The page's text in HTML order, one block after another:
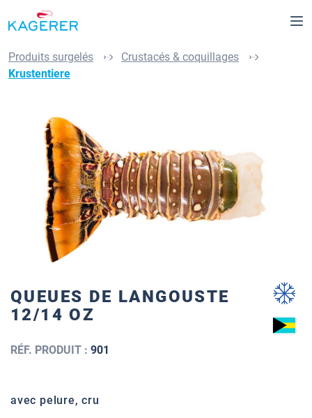
principal
Produits surgelés
Crustacés & coquillages
Krustentiere
Ignorer la galerie d'images
QUEUES DE LANGOUSTE
12/14 OZ
RÉF. PRODUIT : 901
avec pelure, cru